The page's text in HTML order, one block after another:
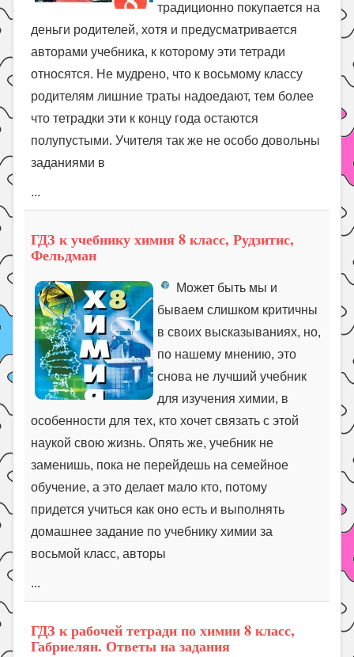
традиционно покупается на
деньги родителей, хотя и предусматривается
авторами учебника, к которому эти тетради
относятся. Не мудрено, что к восьмому классу
родителям лишние траты надоедают, тем более
что тетрадки эти к концу года остаются
полупустыми. Учителя так же не особо довольны
заданиями в
...
ГДЗ к учебнику химия 8 класс, Рудзитис,
Фельдман
Может быть мы и
бываем слишком критичны
в своих высказываниях, но,
по нашему мнению, это
снова не лучший учебник
для изучения химии, в
особенности для тех, кто хочет связать с этой
наукой свою жизнь. Опять же, учебник не
заменишь, пока не перейдешь на семейное
обучение, а это делает мало кто, потому
придется учиться как оно есть и выполнять
домашнее задание по учебнику химии за
восьмой класс, авторы
...
ГДЗ к рабочей тетради по химии 8 класс,
Габриелян. Ответы на задания